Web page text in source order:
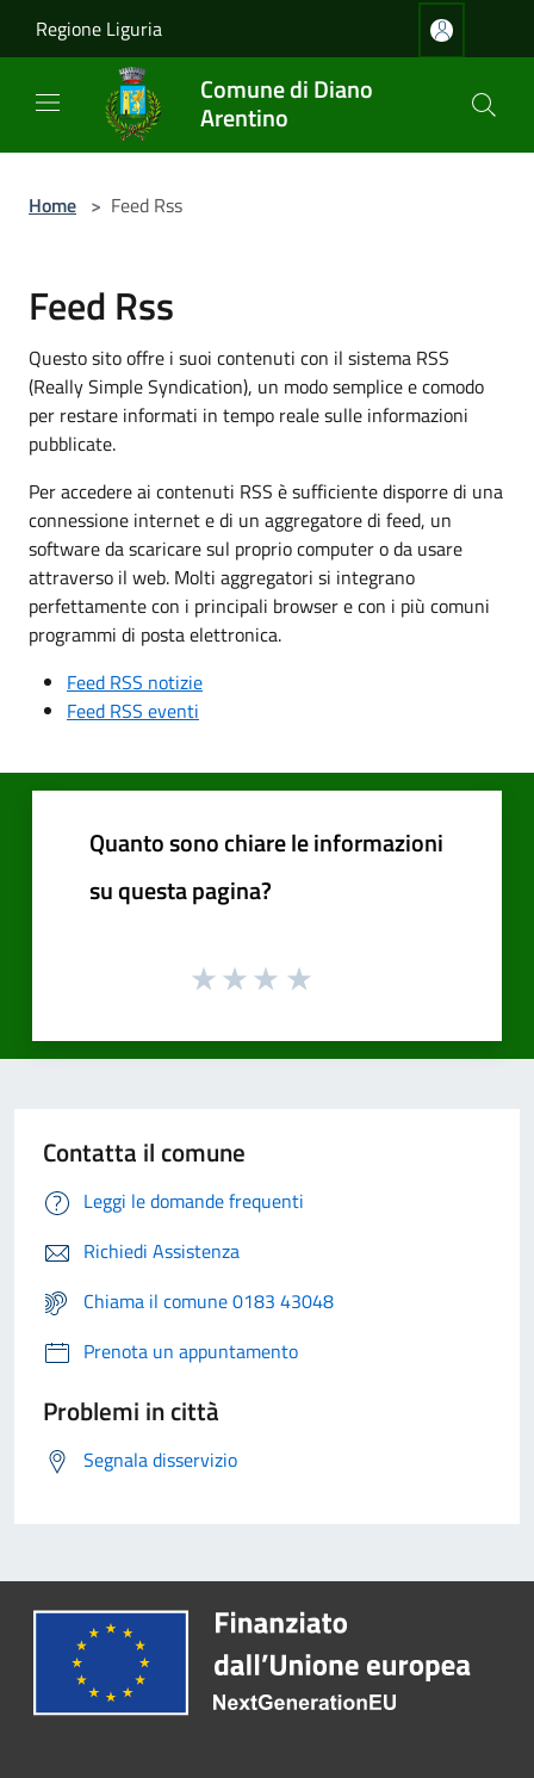
Regione Liguria
Comune di Diano
Arentino
Home > Feed Rss
Feed Rss
Questo sito offre i suoi contenuti con il sistema RSS
(Really Simple Syndication), un modo semplice e comodo
per restare informati in tempo reale sulle informazioni
pubblicate.
Per accedere ai contenuti RSS è sufficiente disporre di una
connessione internet e di un aggregatore di feed, un
software da scaricare sul proprio computer o da usare
attraverso il web. Molti aggregatori si integrano
perfettamente con i principali browser e con i più comuni
programmi di posta elettronica.
Feed RSS notizie
Feed RSS eventi
Quanto sono chiare le informazioni
su questa pagina?
Contatta il comune
Leggi le domande frequenti
Richiedi Assistenza
Chiama il comune 0183 43048
Prenota un appuntamento
Problemi in città
Segnala disservizio